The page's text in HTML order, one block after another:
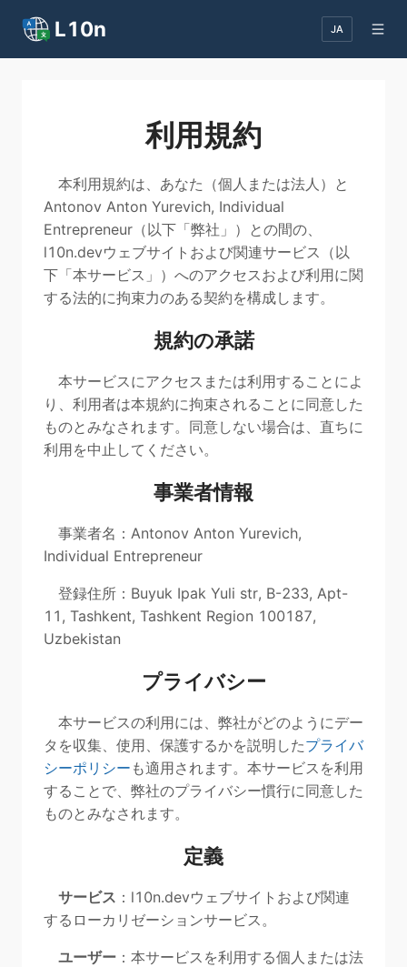
L10n JA
利用規約
本利用規約は、あなた（個人または法人）と
Antonov Anton Yurevich, Individual
Entrepreneur（以下「弊社」）との間の、
l10n.devウェブサイトおよび関連サービス（以
下「本サービス」）へのアクセスおよび利用に関
する法的に拘束力のある契約を構成します。
規約の承諾
本サービスにアクセスまたは利用することによ
り、利用者は本規約に拘束されることに同意した
ものとみなされます。同意しない場合は、直ちに
利用を中止してください。
事業者情報
事業者名：Antonov Anton Yurevich,
Individual Entrepreneur
登録住所：Buyuk Ipak Yuli str, B-233, Apt-
11, Tashkent, Tashkent Region 100187,
Uzbekistan
プライバシー
本サービスの利用には、弊社がどのようにデー
タを収集、使用、保護するかを説明したプライバ
シーポリシー も適用されます。本サービスを利用
することで、弊社のプライバシー慣行に同意した
ものとみなされます。
定義
サービス ：l10n.devウェブサイトおよび関連
するローカリゼーションサービス。
ユーザー ：本サービスを利用する個人または法